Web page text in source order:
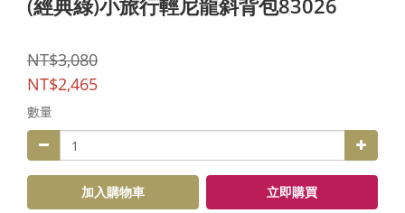
(經典綠)小旅行輕尼龍斜背包83026
NT$3,080
NT$2,465
數量
加入購物車 立即購買